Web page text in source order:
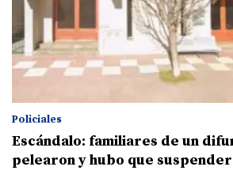
Policiales
Escándalo: familiares de un
pelearon y hubo que